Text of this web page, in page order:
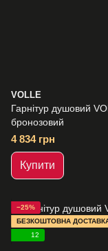
VOLLE
Гарнітур душовий
бронозовий
4 834 грн
Купити
−25%
БЕЗКОШТОВНА
12